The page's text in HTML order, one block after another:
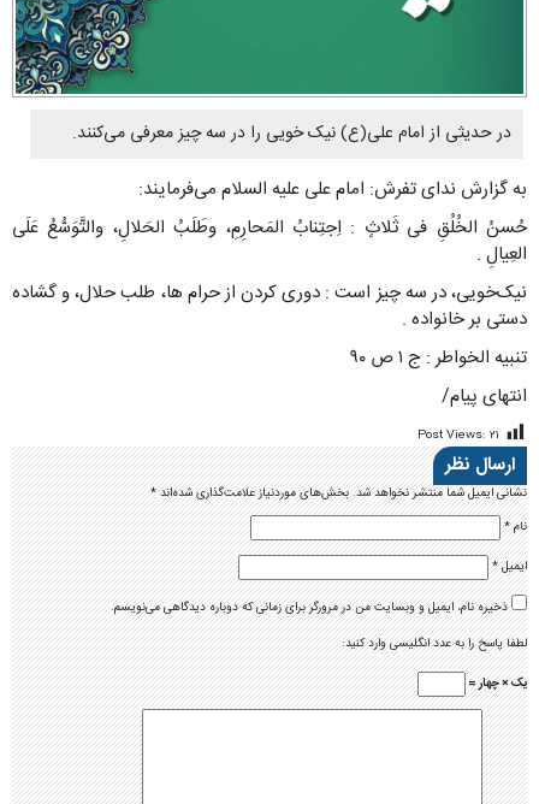
در حدیثی از امام علی(ع) نیک خویی را در سه چیز معرفی می‌کنند.
به گزارش ندای تفرش: امام علی علیه السلام می‌فرمایند:
حُسنُ الخُلُقِ فی ثَلاثٍ : اِجتِنابُ المَحارِمِ، وطَلَبُ الحَلالِ، والتَّوَسُّعُ عَلَى
العِیالِ .
نیک‌خویى، در سه چیز است : دورى کردن از حرام ها، طلب حلال، و گشاده
دستى بر خانواده .
تنبیه الخواطر : ج ١ ص ٩٠
انتهای پیام/
Post Views: ۲۱
ارسال نظر
نشانی ایمیل شما منتشر نخواهد شد.بخش‌های موردنیاز علامت‌گذاری شده‌اند*
نام*
ایمیل*
ذخیره نام، ایمیل و وبسایت من در مرورگر برای زمانی که دوباره دیدگاهی می‌نویسم.
لطفا پاسخ را به عدد انگلیسی وارد کنید:
یک × چهار =